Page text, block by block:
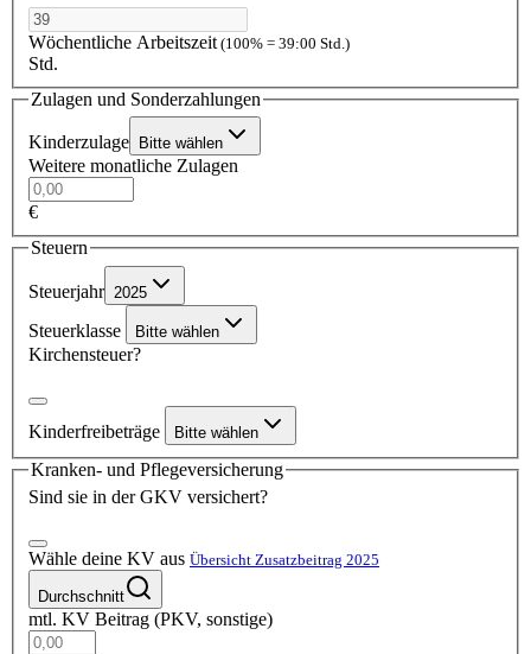
Wöchentliche Arbeitszeit (100% = 39:00 Std.)
Std.
Zulagen und Sonderzahlungen
Kinderzulage Bitte wählen
Weitere monatliche Zulagen
€
Steuern
Steuerjahr 2025
Steuerklasse Bitte wählen
Kirchensteuer?
Kinderfreibeträge Bitte wählen
Kranken- und Pflegeversicherung
Sind sie in der GKV versichert?
Wähle deine KV aus Übersicht Zusatzbeitrag 2025
Durchschnitt
mtl. KV Beitrag (PKV, sonstige)